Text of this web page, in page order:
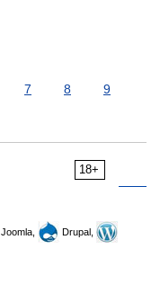
7 8
9
18+
Joomla,
Drupal,